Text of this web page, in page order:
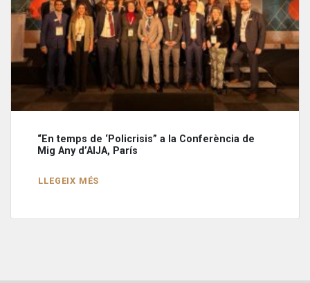
“En temps de ‘Policrisis” a la Conferència de
Mig Any d’AIJA, París
LLEGEIX MÉS